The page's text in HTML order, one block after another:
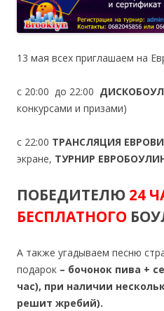
13 мая всех приглашаем на
с 20:00 до 22:00
конкурсами и призами)
с 22:00 ТРАНСЛЯЦИЯ
экране, ТУРНИР
ПОБЕДИТЕЛЮ 24
БЕСПЛАТНОГО
А также угадываем песню
подарок – бочонок пива +
час), при наличии
решит жребий).